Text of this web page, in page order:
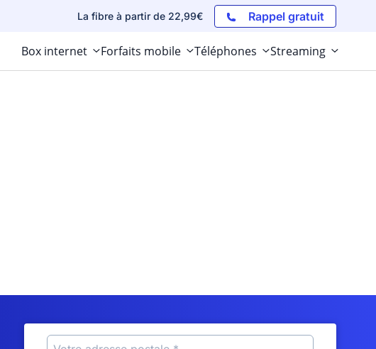
La fibre à partir de 22,99€ Rappel gratuit
Box internet Forfaits mobile Téléphones Streaming